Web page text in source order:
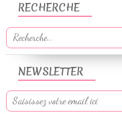
NEWSLETTER
RECHERCHE